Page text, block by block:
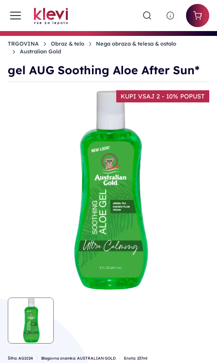
TRGOVINA Obraz & telo
Nega obraza & telesa & ostalo
Australian Gold
gel AUG Soothing Aloe After Sun*
KUPI VSAJ 2 - 10% POPUST
Šifra: AG1024 Blagovna znamka: AUSTRALIAN GOLD Enota: 237ml